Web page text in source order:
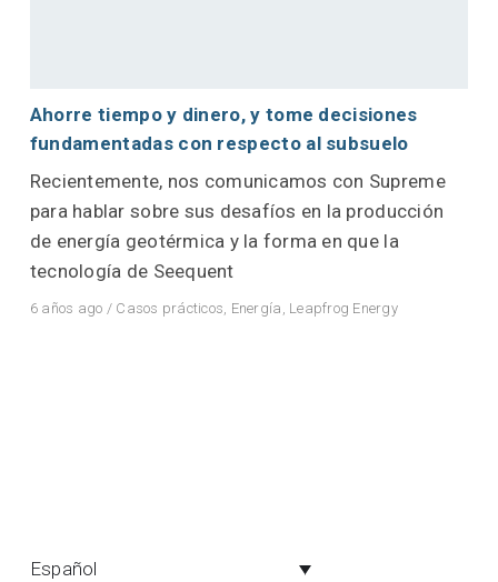
Ahorre tiempo y dinero, y tome decisiones
fundamentadas con respecto al subsuelo
Recientemente, nos comunicamos con Supreme
para hablar sobre sus desafíos en la producción
de energía geotérmica y la forma en que la
tecnología de Seequent
6 años ago / Casos prácticos, Energía , Leapfrog Energy
Español